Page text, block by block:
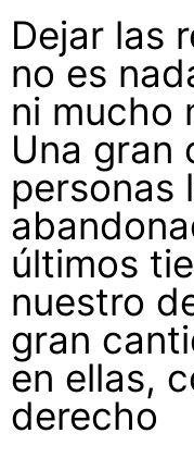
Dejar las
no es
ni mucho
Una gran
personas
últimos
nuestro
gran
en ellas,
derecho